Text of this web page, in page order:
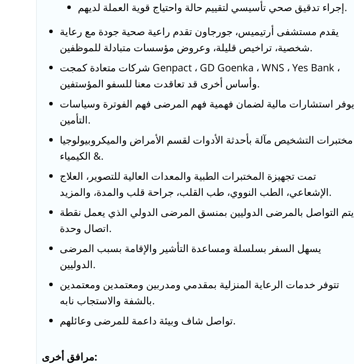
إجراء تدقيق صحي تأسيسي لتقييم حالة واحتياج قوية العملة لديهم.
يقدم مستشفى أرتيميس، جورجاون تقدم راعية صحية جودة مع رعاية
شخصية، تراخيص قليلة، وعروض مؤسسات متبادلة للموظفين.
شركات متعادة كمجت Genpact ، GD Goenka ، WNS ، Yes Bank ،
وأساس أخرى قد تعاقدت معنا للسفو المؤستفين.
يوفر استشارات مالية لضمان فهمية فهم المرضى فهم الفوترة وسياسات
التأمين.
مختبرات التشخيص مآلة بأحدثة الأدوات لقسم الأمراض والميكروبيولوجيا
& الكيمياء.
تمت تجهيزة المختبرات الطبية والمعدات العالية للتصوير، العلاج
الإشعاعي، الطب النووي، طب القلب، جراحة قلب والمدة، والمزيد.
يتم التواصل بالمرضى الدوليين بمنسق المرضى الدولي الذي يعمل نقطة
اتصال وحدة.
يسهل السفر بسلسلة ومساعدة التأشير والإقامة بسبب المرضى
الدوليين.
تتوفر خدمات الرعاية المنزلية بمقدمي ومدربين ومعتمدين ومعتمدين
بالشفة والاستجاب نابه.
تواصل شاف وبيئة داعمة للمرضى وعائلهم.
مرافق أخرى: